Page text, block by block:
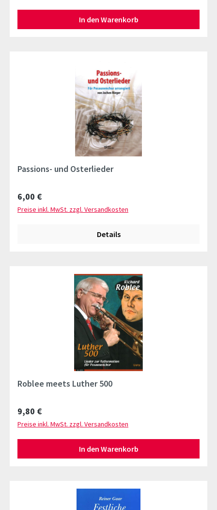
In den Warenkorb
Passions- und Osterlieder
Regulärer Preis:
6,00 €
Preise inkl. MwSt. zzgl. Versandkosten
Details
Roblee meets Luther 500
Regulärer Preis:
9,80 €
Preise inkl. MwSt. zzgl. Versandkosten
In den Warenkorb